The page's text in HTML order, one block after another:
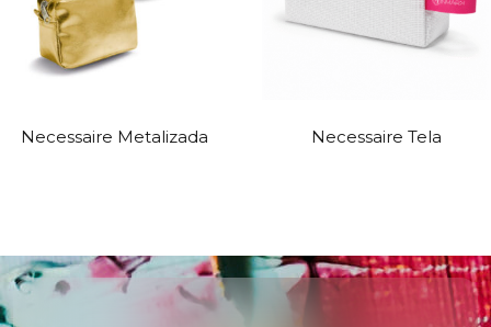
Necessaire Metalizada Necessaire Tela